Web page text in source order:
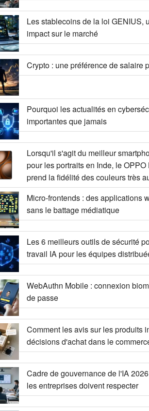
Les stablecoins de la loi GENIUS,
impact sur le marché
Crypto : une préférence de salaire
Pourquoi les actualités en
importantes que jamais
Lorsqu'il s'agit du meilleur
pour les portraits en Inde, le
prend la fidélité des couleurs très
Micro-frontends : des applications
sans le battage médiatique
Les 6 meilleurs outils de sécurité
travail IA pour les équipes
WebAuthn Mobile : connexion
de passe
Comment les avis sur les produits
décisions d'achat dans le
Cadre de gouvernance de l'IA
les entreprises doivent respecter